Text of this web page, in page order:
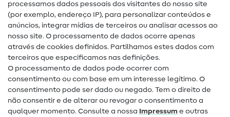
Guias de costura
Ajuda e contacto
Contacto
Mudança de proprietário
Perguntas frequentes (FAQ)
Direito de cancelamento
processamos dados pessoais dos visitantes do nosso site
(por exemplo, endereço IP), para personalizar conteúdos e
anúncios, integrar mídias de terceiros ou analisar acessos ao
nosso site. O processamento de dados ocorre apenas
através de cookies definidos. Partilhamos estes dados com
terceiros que especificamos nas definições.
O processamento de dados pode ocorrer com
consentimento ou com base em um interesse legítimo. O
consentimento pode ser dado ou negado. Tem o direito de
não consentir e de alterar ou revogar o consentimento a
qualquer momento. Consulte a nossa Impressum e outras